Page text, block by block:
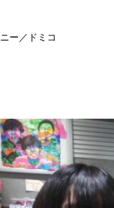
ー／ドミコ